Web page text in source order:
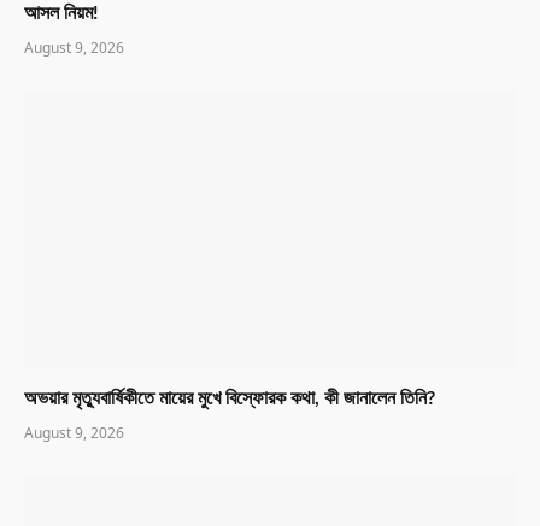
আসল নিয়ম!
August 9, 2026
অভয়ার মৃত্যুবার্ষিকীতে মায়ের মুখে বিস্ফোরক কথা, কী জানালেন তিনি?
August 9, 2026